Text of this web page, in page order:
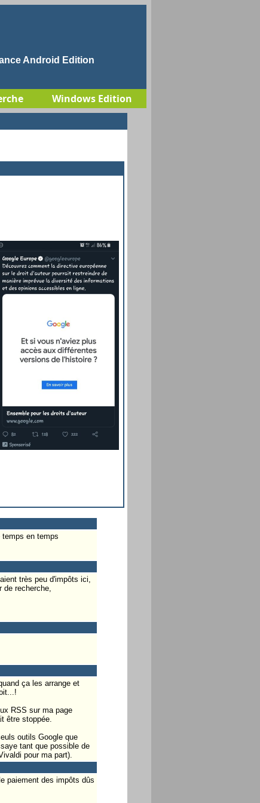
Android Edition
Windows Edition
temps en temps
très peu d'impôts ici,
recherche,
ça les arrange et
RSS sur ma page
être stoppée.
outils Google que
tant que possible de
pour ma part).
paiement des impôts dûs